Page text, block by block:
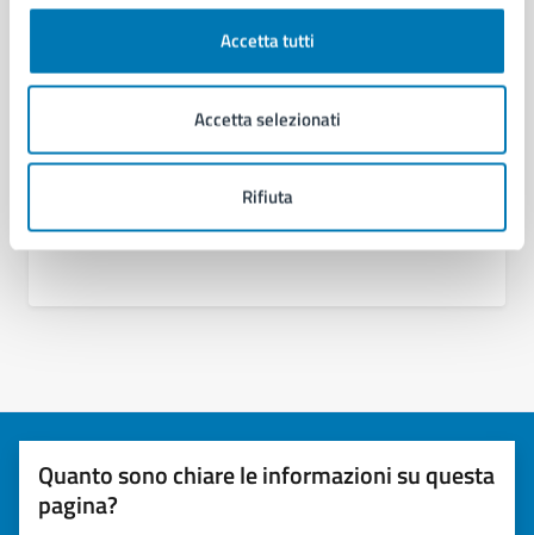
Accetta tutti
Accetta selezionati
Rifiuta
Area Segreteria Generale
Servizio Anticorruzione, Trasparenza e Verifiche
Ispettive
Quanto sono chiare le informazioni su questa
pagina?